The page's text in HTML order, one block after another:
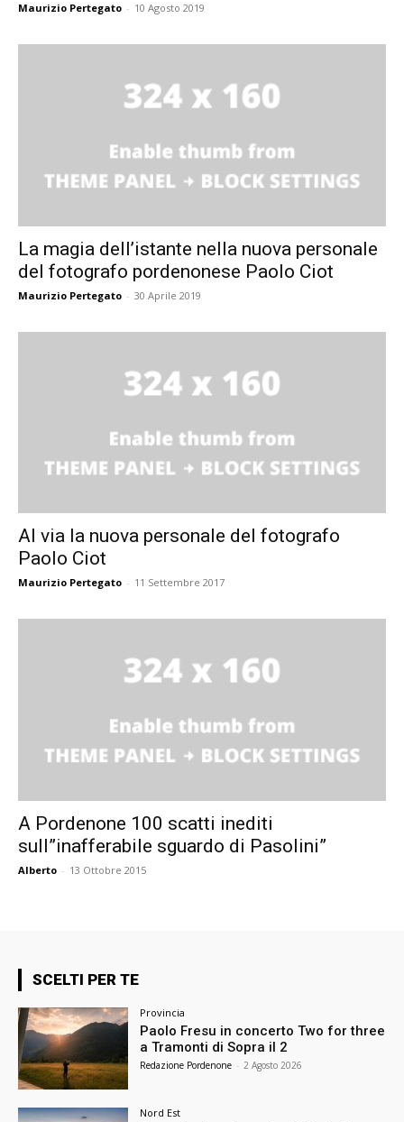
Maurizio Pertegato - 10 Agosto 2019
La magia dell’istante nella nuova personale
del fotografo pordenonese Paolo Ciot
Maurizio Pertegato - 30 Aprile 2019
Al via la nuova personale del fotografo
Paolo Ciot
Maurizio Pertegato - 11 Settembre 2017
A Pordenone 100 scatti inediti
sull”inafferabile sguardo di Pasolini”
Alberto - 13 Ottobre 2015
SCELTI PER TE
Provincia
Paolo Fresu in concerto Two for three
a Tramonti di Sopra il 2
Redazione Pordenone - 2 Agosto 2026
Nord Est